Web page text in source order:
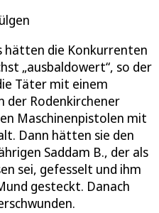
hätten die Konkurrenten
„ausbaldowert“, so der
Täter mit einem
der Rodenkirchener
Maschinenpistolen mit
Dann hätten sie den
Saddam B., der als
sei, gefesselt und ihm
gesteckt. Danach